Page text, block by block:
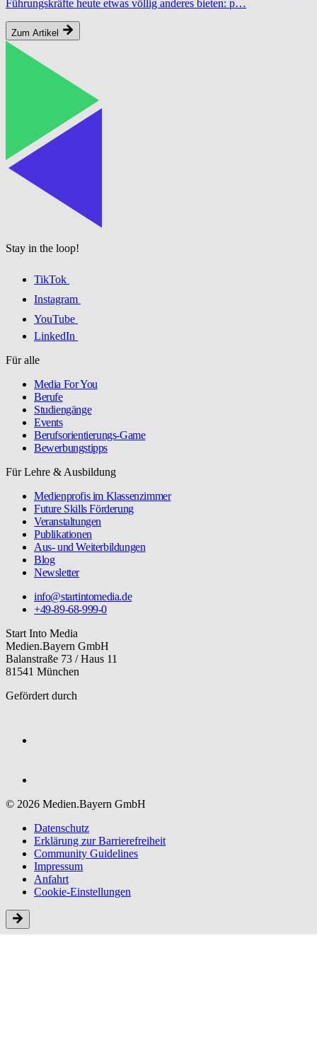
Führungskräfte heute etwas völlig anderes bieten: p…
Zum Artikel
Stay in the loop!
TikTok
Instagram
YouTube
LinkedIn
Für alle
Media For You
Berufe
Studiengänge
Events
Berufsorientierungs-Game
Bewerbungstipps
Für Lehre & Ausbildung
Medienprofis im Klassenzimmer
Future Skills Förderung
Veranstaltungen
Publikationen
Aus- und Weiterbildungen
Blog
Newsletter
info@startintomedia.de
+49-89-68-999-0
Start Into Media
Medien.Bayern GmbH
Balanstraße 73 / Haus 11
81541 München
Gefördert durch
© 2026 Medien.Bayern GmbH
Datenschutz
Erklärung zur Barriere­freiheit
Community Guidelines
Impressum
Anfahrt
Cookie-Einstellungen